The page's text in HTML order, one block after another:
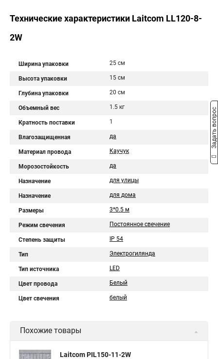
Технические характеристики Laitcom LL120-8-
2W
Ширина упаковки 25 см
Высота упаковки 15 см
Глубина упаковки 20 см
Объемный вес 1.5 кг
Кратность поставки 1
Влагозащищенная да
Материал провода Каучук
Морозостойкость да
Назначение для улицы
Назначение для дома
Размеры 3*0.5 м
Режим свечения Постоянное свечение
Степень защиты IP 54
Тип Электрогилянда
Тип источника LED
Цвет провода Белый
Цвет свечения белый
Похожие товары
Laitcom PIL150-11-2W
Задать вопрос